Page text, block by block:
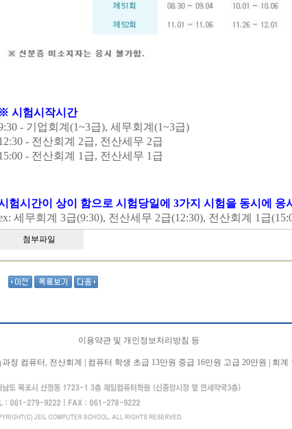
※ 시험시작시간
- 기업회계(1~3급), 세무회계(1~3급)
- 전산회계 2급, 전산세무 2급
- 전산회계 1급, 전산세무 1급
험시간이 상이 함으로 시험당일에 3가지 시험을 동시에 응
세무회계 3급(9:30), 전산세무 2급(12:30), 전산회계 1급
첨부파일
이용약관 및 개인정보처리방침 등
정 컴퓨터, 전산회계 | 컴퓨터 학생 초급 13만원 중급 16만원 고급 20만원 | 회